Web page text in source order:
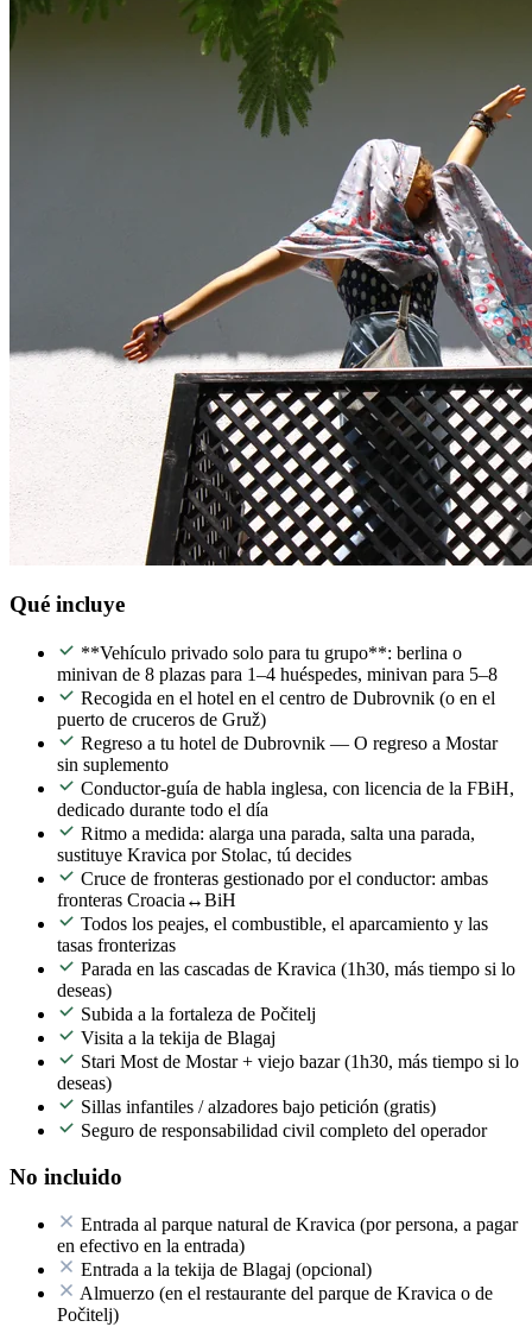
Qué incluye
**Vehículo privado solo para tu grupo**: berlina o
minivan de 8 plazas para 1–4 huéspedes, minivan para 5–8
Recogida en el hotel en el centro de Dubrovnik (o en el
puerto de cruceros de Gruž)
Regreso a tu hotel de Dubrovnik — O regreso a Mostar
sin suplemento
Conductor-guía de habla inglesa, con licencia de la FBiH,
dedicado durante todo el día
Ritmo a medida: alarga una parada, salta una parada,
sustituye Kravica por Stolac, tú decides
Cruce de fronteras gestionado por el conductor: ambas
fronteras Croacia↔BiH
Todos los peajes, el combustible, el aparcamiento y las
tasas fronterizas
Parada en las cascadas de Kravica (1h30, más tiempo si lo
deseas)
Subida a la fortaleza de Počitelj
Visita a la tekija de Blagaj
Stari Most de Mostar + viejo bazar (1h30, más tiempo si lo
deseas)
Sillas infantiles / alzadores bajo petición (gratis)
Seguro de responsabilidad civil completo del operador
No incluido
Entrada al parque natural de Kravica (por persona, a pagar
en efectivo en la entrada)
Entrada a la tekija de Blagaj (opcional)
Almuerzo (en el restaurante del parque de Kravica o de
Počitelj)